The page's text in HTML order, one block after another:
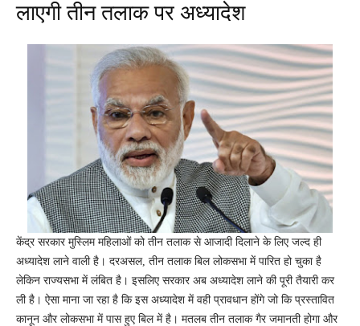
लाएगी तीन तलाक पर अध्यादेश
केंद्र सरकार मुस्लिम महिलाओं को तीन तलाक से आजादी दिलाने के लिए जल्द ही
अध्यादेश लाने वाली है। दरअसल, तीन तलाक बिल लोकसभा में पारित हो चुका है
लेकिन राज्यसभा में लंबित है। इसलिए सरकार अब अध्यादेश लाने की पूरी तैयारी कर
ली है। ऐसा माना जा रहा है कि इस अध्यादेश में वही प्रावधान होंगे जो कि प्रस्तावित
कानून और लोकसभा में पास हुए बिल में है। मतलब तीन तलाक गैर जमानती होगा और